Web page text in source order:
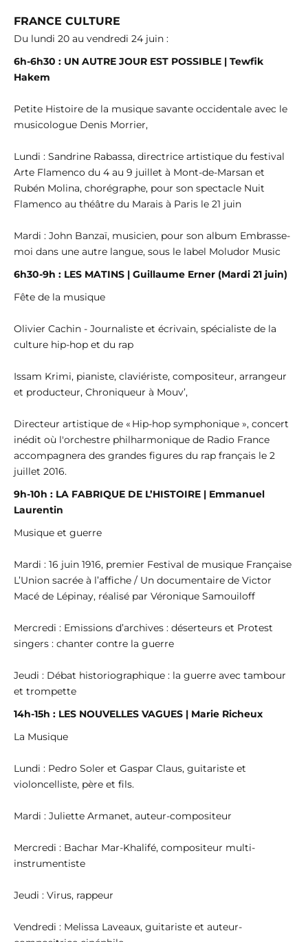
FRANCE CULTURE
Du lundi 20 au vendredi 24 juin :
6h-6h30 : UN AUTRE JOUR EST POSSIBLE | Tewfik
Hakem
Petite Histoire de la musique savante occidentale avec le
musicologue Denis Morrier,
Lundi : Sandrine Rabassa, directrice artistique du festival
Arte Flamenco du 4 au 9 juillet à Mont-de-Marsan et
Rubén Molina, chorégraphe, pour son spectacle Nuit
Flamenco au théâtre du Marais à Paris le 21 juin
Mardi : John Banzaï, musicien, pour son album Embrasse-
moi dans une autre langue, sous le label Moludor Music
6h30-9h : LES MATINS | Guillaume Erner (Mardi 21 juin)
Fête de la musique
Olivier Cachin - Journaliste et écrivain, spécialiste de la
culture hip-hop et du rap
Issam Krimi, pianiste, claviériste, compositeur, arrangeur
et producteur, Chroniqueur à Mouv’,
Directeur artistique de « Hip-hop symphonique », concert
inédit où l'orchestre philharmonique de Radio France
accompagnera des grandes figures du rap français le 2
juillet 2016.
9h-10h : LA FABRIQUE DE L’HISTOIRE | Emmanuel
Laurentin
Musique et guerre
Mardi : 16 juin 1916, premier Festival de musique Française
L’Union sacrée à l’affiche / Un documentaire de Victor
Macé de Lépinay, réalisé par Véronique Samouiloff
Mercredi : Emissions d’archives : déserteurs et Protest
singers : chanter contre la guerre
Jeudi : Débat historiographique : la guerre avec tambour
et trompette
14h-15h : LES NOUVELLES VAGUES | Marie Richeux
La Musique
Lundi : Pedro Soler et Gaspar Claus, guitariste et
violoncelliste, père et fils.
Mardi : Juliette Armanet, auteur-compositeur
Mercredi : Bachar Mar-Khalifé, compositeur multi-
instrumentiste
Jeudi : Virus, rappeur
Vendredi : Melissa Laveaux, guitariste et auteur-